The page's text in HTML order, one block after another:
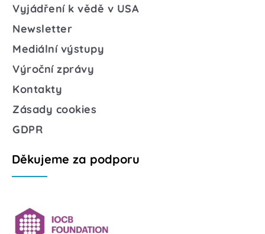
Vyjádření k vědě v USA
Newsletter
Mediální výstupy
Výroční zprávy
Kontakty
Zásady cookies
GDPR
Děkujeme za podporu